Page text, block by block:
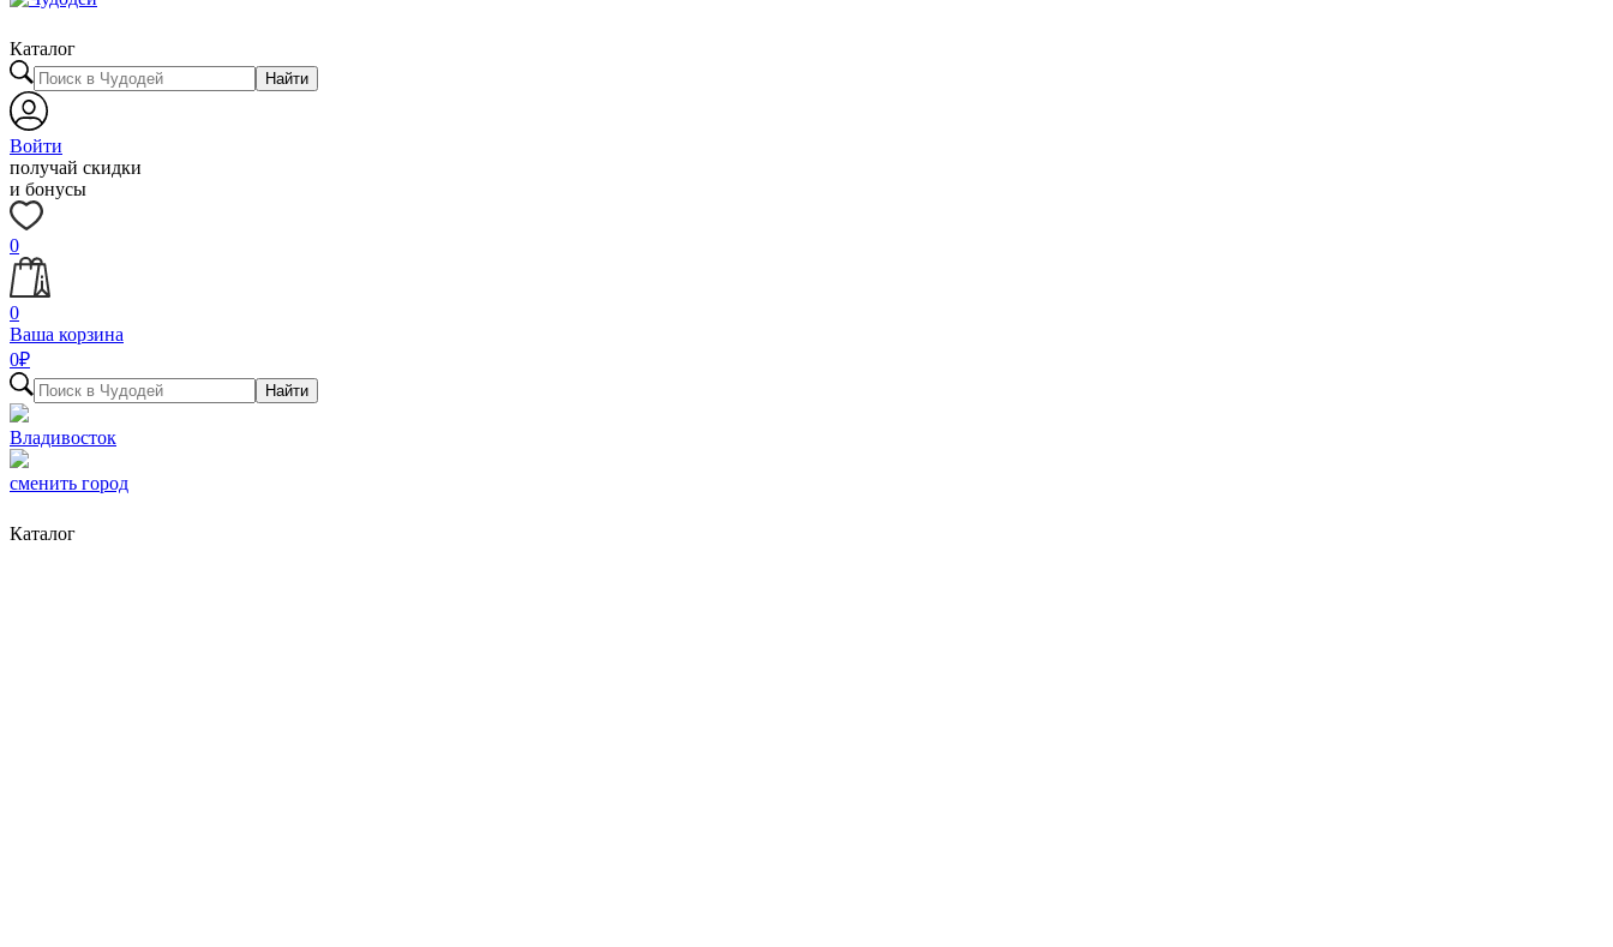
Каталог
Найти
Войти
получай скидки
и бонусы
0
0
Ваша корзина
0₽
Найти
Владивосток
сменить город
Каталог